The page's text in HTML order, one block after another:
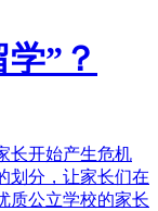
”？
长开始产生危机
划分，让家长们在
质公立学校的家长